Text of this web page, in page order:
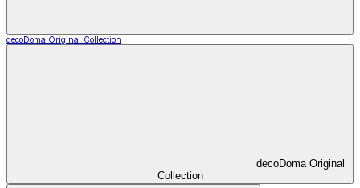
decoDoma Original Collection
decoDoma Original
Collection